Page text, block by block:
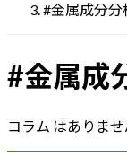
#金属成分分
#金属成
コラム はありませ